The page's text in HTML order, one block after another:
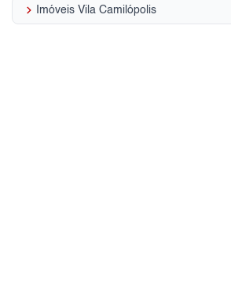
keyboard_arrow_right Imóveis Vila Camilópolis